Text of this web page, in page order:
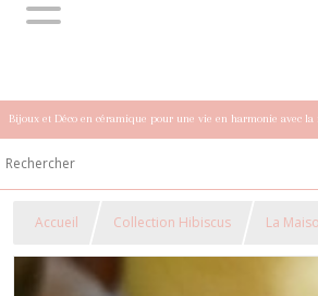
Bijoux et Déco en céramique pour une vie en harmonie avec
Accueil Collection Hibiscus La